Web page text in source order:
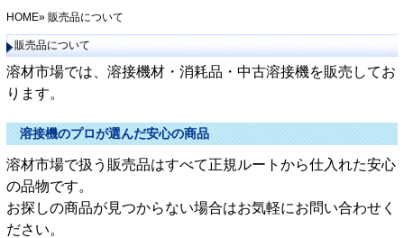
HOME» 販売品について
販売品について
溶材市場では、溶接機材・消耗品・中古溶接機を販売してお
ります。
溶接機のプロが選んだ安心の商品
溶材市場で扱う販売品はすべて正規ルートから仕入れた安心
の品物です。
お探しの商品が見つからない場合はお気軽にお問い合わせく
ださい。